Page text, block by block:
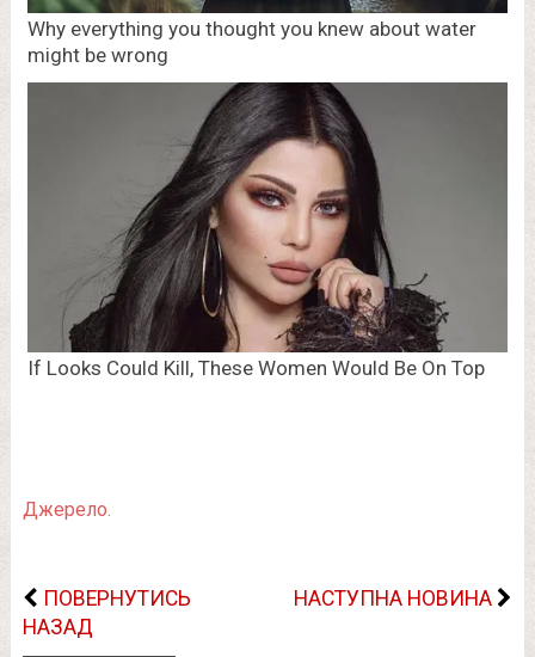
Джерело.
ПОВЕРНУТИСЬ
НАЗАД
НАСТУПНА НОВИНА